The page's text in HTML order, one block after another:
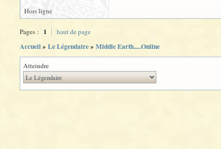
Hors ligne
Pages : 1 haut de page
Accueil» Le Légendaire» Middle Earth.....Online
Atteindre